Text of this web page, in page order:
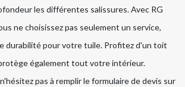
les différentes salissures. Avec RG
ne choisissez pas seulement un service,
durabilité pour votre tuile. Profitez d'un toit
également tout votre intérieur.
pas à remplir le formulaire de devis sur